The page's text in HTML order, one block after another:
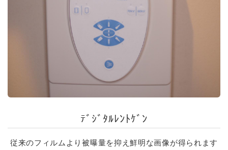
ﾃﾞｼﾞﾀﾙﾚﾝﾄｹﾞﾝ
従来のフィルムより被曝量を抑え鮮明な画像が得られます